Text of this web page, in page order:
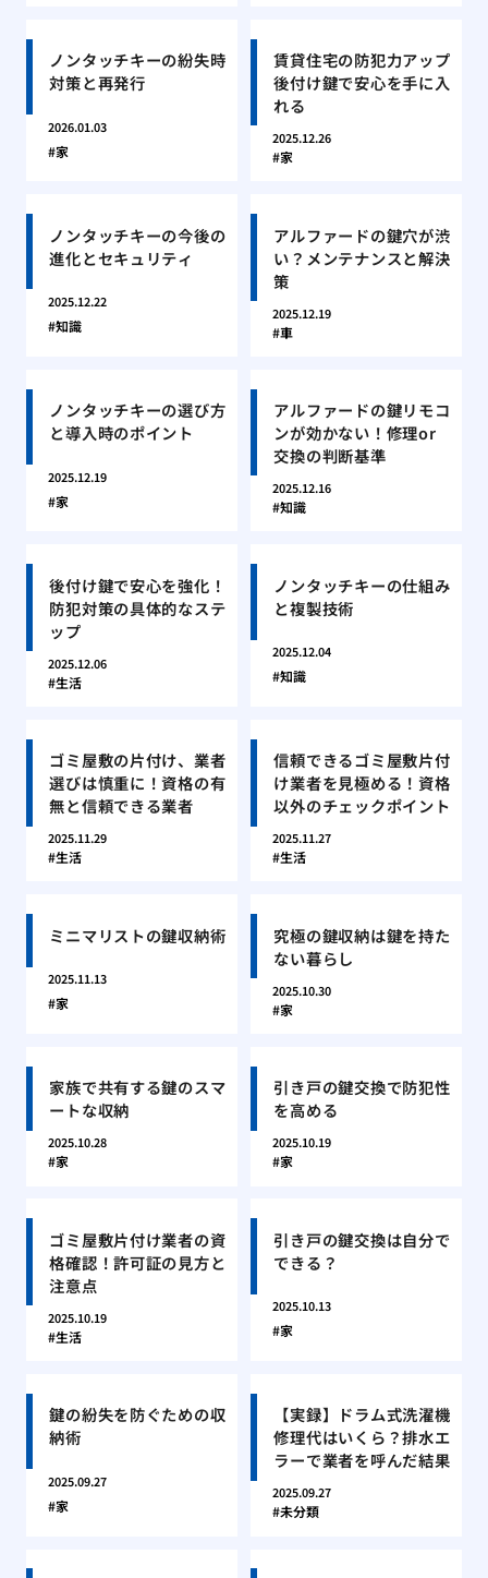
ノンタッチキーの紛失時
対策と再発行
2026.01.03
家
賃貸住宅の防犯力アップ
後付け鍵で安心を手に入
れる
2025.12.26
家
ノンタッチキーの今後の
進化とセキュリティ
2025.12.22
知識
アルファードの鍵穴が渋
い？メンテナンスと解決
策
2025.12.19
車
ノンタッチキーの選び方
と導入時のポイント
2025.12.19
家
アルファードの鍵リモコ
ンが効かない！修理or
交換の判断基準
2025.12.16
知識
後付け鍵で安心を強化！
防犯対策の具体的なステ
ップ
2025.12.06
生活
ノンタッチキーの仕組み
と複製技術
2025.12.04
知識
ゴミ屋敷の片付け、業者
選びは慎重に！資格の有
無と信頼できる業者
2025.11.29
生活
信頼できるゴミ屋敷片付
け業者を見極める！資格
以外のチェックポイント
2025.11.27
生活
ミニマリストの鍵収納術
2025.11.13
家
究極の鍵収納は鍵を持た
ない暮らし
2025.10.30
家
家族で共有する鍵のスマ
ートな収納
2025.10.28
家
引き戸の鍵交換で防犯性
を高める
2025.10.19
家
ゴミ屋敷片付け業者の資
格確認！許可証の見方と
注意点
2025.10.19
生活
引き戸の鍵交換は自分で
できる？
2025.10.13
家
鍵の紛失を防ぐための収
納術
2025.09.27
家
【実録】ドラム式洗濯機
修理代はいくら？排水エ
ラーで業者を呼んだ結果
2025.09.27
未分類